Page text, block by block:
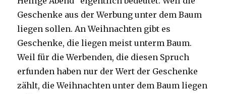
Geschenke aus der Werbung unter dem Baum
liegen sollen. An Weihnachten gibt es
Geschenke, die liegen meist unterm Baum.
Weil für die Werbenden, die diesen Spruch
erfunden haben nur der Wert der Geschenke
zählt, die Weihnachten unter dem Baum liegen